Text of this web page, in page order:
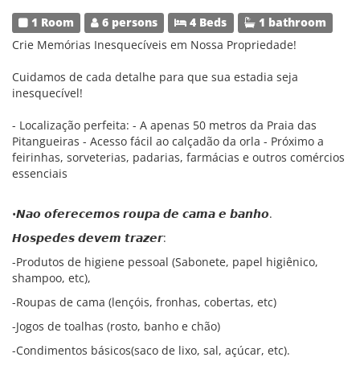
1 Room 6 persons 4 Beds 1 bathroom
Crie Memórias Inesquecíveis em Nossa Propriedade!
Cuidamos de cada detalhe para que sua estadia seja
inesquecível!
- Localização perfeita: - A apenas 50 metros da Praia das
Pitangueiras - Acesso fácil ao calçadão da orla - Próximo a
feirinhas, sorveterias, padarias, farmácias e outros comércios
essenciais
•𝙉𝙖𝙤 𝙤𝙛𝙚𝙧𝙚𝙘𝙚𝙢𝙤𝙨 𝙧𝙤𝙪𝙥𝙖 𝙙𝙚 𝙘𝙖𝙢𝙖 𝙚 𝙗𝙖𝙣𝙝𝙤.
𝙃𝙤𝙨𝙥𝙚𝙙𝙚𝙨 𝙙𝙚𝙫𝙚𝙢 𝙩𝙧𝙖𝙯𝙚𝙧:
-Produtos de higiene pessoal (Sabonete, papel higiênico,
shampoo, etc),
-Roupas de cama (lençóis, fronhas, cobertas, etc)
-Jogos de toalhas (rosto, banho e chão)
-Condimentos básicos(saco de lixo, sal, açúcar, etc).